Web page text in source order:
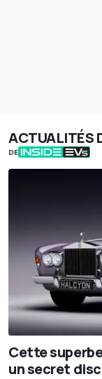
ACTUALITÉS
DE
Cette
un secret